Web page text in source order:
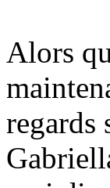
Alors
regards